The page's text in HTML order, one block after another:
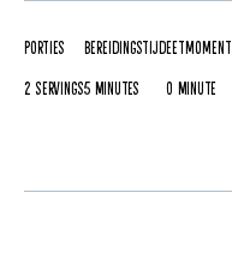
Porties
2 servings
Bereidingstijd
5 Minutes
Eetmoment
0 Minute